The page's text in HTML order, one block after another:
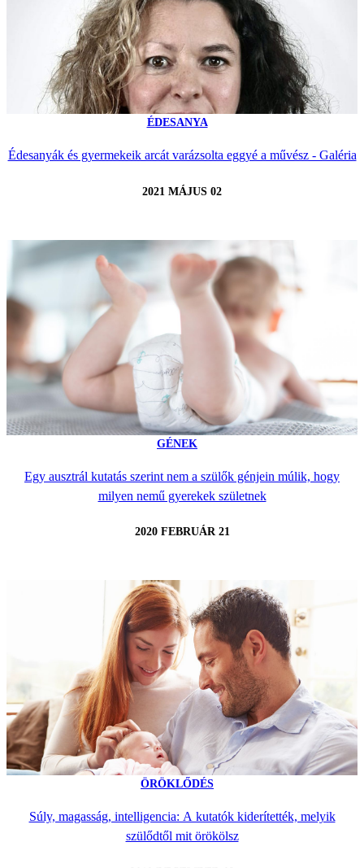
ÉDESANYA
Édesanyák és gyermekeik arcát varázsolta eggyé a művész - Galéria
2021 MÁJUS 02
GÉNEK
Egy ausztrál kutatás szerint nem a szülők génjein múlik, hogy
milyen nemű gyerekek születnek
2020 FEBRUÁR 21
ÖRÖKLŐDÉS
Súly, magasság, intelligencia: A kutatók kiderítették, melyik
szülődtől mit örökölsz